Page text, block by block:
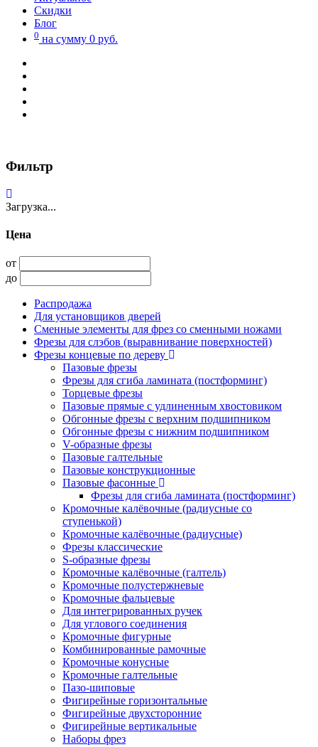
Скидки
Блог
0 на сумму 0 руб.
Фильтр
Загрузка...
Цена
от
до
Распродажа
Для установщиков дверей
Сменные элементы для фрез со сменными ножами
Фрезы для слэбов (выравнивание поверхностей)
Фрезы концевые по дереву
Пазовые фрезы
Фрезы для сгиба ламината (постформинг)
Торцевые фрезы
Пазовые прямые с удлиненным хвостовиком
Обгонные фрезы с верхним подшипником
Обгонные фрезы с нижним подшипником
V-образные фрезы
Пазовые галтельные
Пазовые конструкционные
Пазовые фасонные
Фрезы для сгиба ламината (постформинг)
Кромочные калёвочные (радиусные со
ступенькой)
Кромочные калёвочные (радиусные)
Фрезы классические
S-образные фрезы
Кромочные калёвочные (галтель)
Кромочные полустержневые
Кромочные фальцевые
Для интегрированных ручек
Для углового соединения
Кромочные фигурные
Комбинированные рамочные
Кромочные конусные
Кромочные галтельные
Пазо-шиповые
Фигирейные горизонтальные
Фигирейные двухсторонние
Фигирейные вертикальные
Наборы фрез